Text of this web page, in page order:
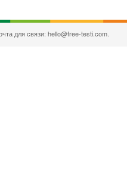
для связи: hello@free-testi.com.